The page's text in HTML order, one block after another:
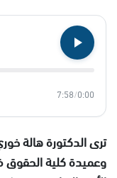
0:00
/
7:58
ترى الدكتورة هالة
وعميدة كلية الحقوق